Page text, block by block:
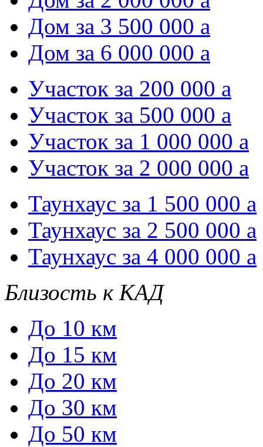
Дом за 3 500 000 a
Дом за 6 000 000 a
Участок за 200 000 a
Участок за 500 000 a
Участок за 1 000 000 a
Участок за 2 000 000 a
Таунхаус за 1 500 000 a
Таунхаус за 2 500 000 a
Таунхаус за 4 000 000 a
Близость к КАД
До 10 км
До 15 км
До 20 км
До 30 км
До 50 км